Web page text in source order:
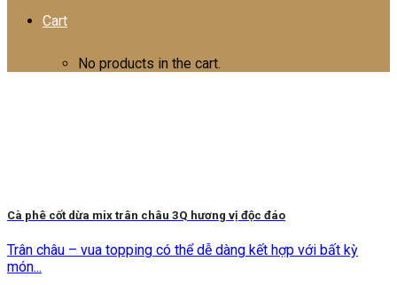
Cart
No products in the cart.
Cà phê cốt dừa mix trân châu 3Q hương vị độc đáo
Trân châu – vua topping có thể dễ dàng kết hợp với bất kỳ
món...